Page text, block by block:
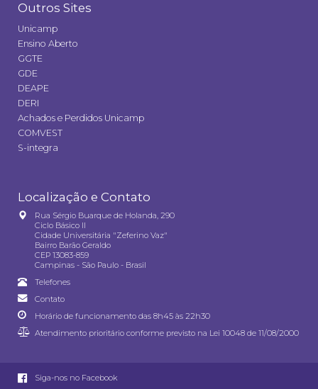
Outros Sites
Unicamp
Ensino Aberto
GGTE
GDE
DEAPE
DERI
Achados e Perdidos Unicamp
COMVEST
S-integra
Localização e Contato
Rua Sérgio Buarque de Holanda, 290
Ciclo Básico II
Cidade Universitária "Zeferino Vaz"
Bairro Barão Geraldo
CEP 13083-859
Campinas - São Paulo - Brasil
Telefones
Contato
Horário de funcionamento das 8h45 às 22h30
Atendimento prioritário conforme previsto na Lei 10048 de 11/08/2000
Siga-nos no Facebook